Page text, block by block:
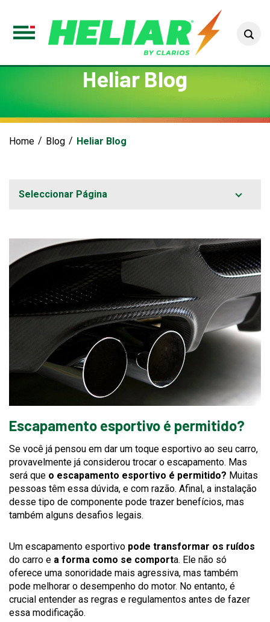
Toggle
Heliar Blog
Home Blog Heliar Blog
Seleccionar Página
Escapamento esportivo é permitido?
Se você já pensou em dar um toque esportivo ao seu carro,
provavelmente já considerou trocar o escapamento. Mas
será que o escapamento esportivo é permitido? Muitas
pessoas têm essa dúvida, e com razão. Afinal, a instalação
desse tipo de componente pode trazer benefícios, mas
também alguns desafios legais.
Um escapamento esportivo pode transformar os ruídos
do carro e a forma como se comporta. Ele não só
oferece uma sonoridade mais agressiva, mas também
pode melhorar o desempenho do motor. No entanto, é
crucial entender as regras e regulamentos antes de fazer
essa modificação.